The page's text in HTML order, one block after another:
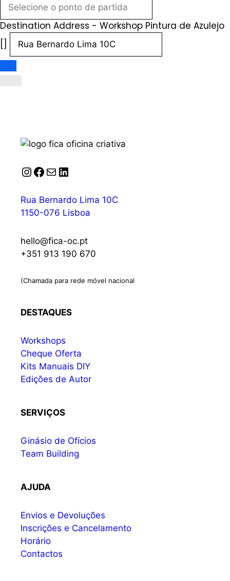
Destination Address - Workshop Pintura de Azulejo
Instagram
Facebook
Correio
LinkedIn
Rua Bernardo Lima 10C
1150-076 Lisboa
hello@fica-oc.pt
+351 913 190 670
(Chamada para rede móvel nacional
DESTAQUES
Workshops
Cheque Oferta
Kits Manuais DIY
Edições de Autor
SERVIÇOS
Ginásio de Ofícios
Team Building
AJUDA
Envios e Devoluções
Inscrições e Cancelamento
Horário
Contactos